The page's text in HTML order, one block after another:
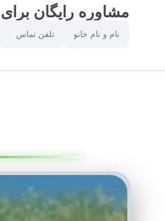
مشاوره رایگان